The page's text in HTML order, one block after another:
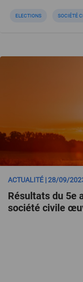
ELECTIONS SOCIÉTÉ
ACTUALITÉ | 28/09/
Résultats du 5e
société civile